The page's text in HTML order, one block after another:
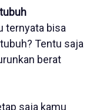
ternyata bisa
Tentu saja
berat
saja kamu